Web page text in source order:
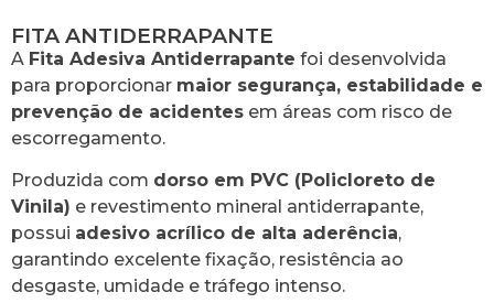
FITA ANTIDERRAPANTE
A Fita Adesiva Antiderrapante foi desenvolvida
para proporcionar maior segurança, estabilidade e
prevenção de acidentes em áreas com risco de
escorregamento.
Produzida com dorso em PVC (Policloreto de
Vinila) e revestimento mineral antiderrapante,
possui adesivo acrílico de alta aderência,
garantindo excelente fixação, resistência ao
desgaste, umidade e tráfego intenso.